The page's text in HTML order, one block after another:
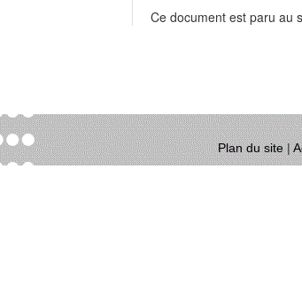
Ce document est paru au
Plan du site|